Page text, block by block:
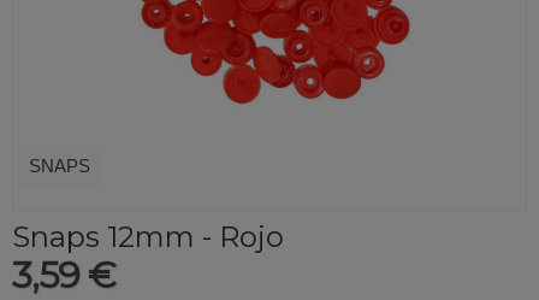
SNAPS
Snaps 12mm - Rojo
3,59 €